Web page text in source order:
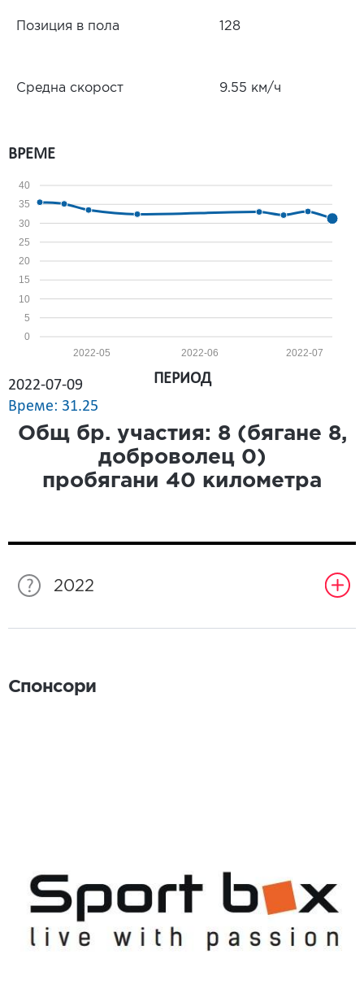
Позиция в пола 128
Средна скорост 9.55 км/ч
ВРЕМЕ
0
5
10
15
20
25
30
35
40
2022-07
2022-06
2022-05
2022-07-09
Време: 31.25
ПЕРИОД
Общ бр. участия: 8(бягане 8,
доброволец 0)
пробягани 40 километра
2022
Спонсори